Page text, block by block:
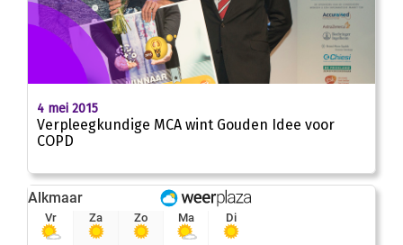
4 mei 2015
Verpleegkundige MCA wint Gouden Idee voor
COPD